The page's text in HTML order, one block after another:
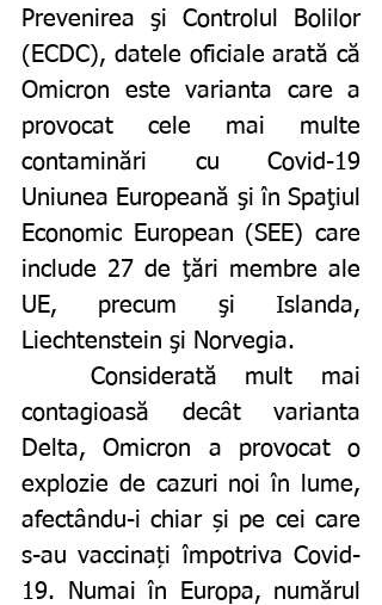
Prevenirea şi Controlul Bolilor
(ECDC), datele oficiale arată că
Omicron este varianta care a
provocat cele mai multe
contaminări cu Covid-19
Uniunea Europeană şi în Spaţiul
Economic European (SEE) care
include 27 de ţări membre ale
UE, precum şi Islanda,
Liechtenstein şi Norvegia.
contagioasă decât varianta
Delta, Omicron a provocat o
explozie de cazuri noi în lume,
afectându-i chiar și pe cei care
s-au vaccinați împotriva Covid-
19. Numai în Europa, numărul